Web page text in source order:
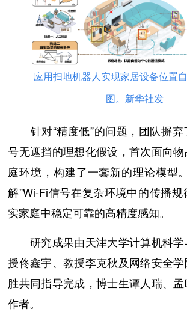
应用扫地机器人实现家居设备位置
图。新华社发
针对“精度低”的问题，团队摒弃
号无遮挡的理想化假设，首次面向
庭环境，构建了一套新的理论模型
解”Wi-Fi信号在复杂环境中的传播
实家庭中稳定可靠的高精度感知。
研究成果由天津大学计算机科学
授佟鑫宇、教授李克秋及网络安全
胜共同指导完成，博士生谭人瑞、
作者。